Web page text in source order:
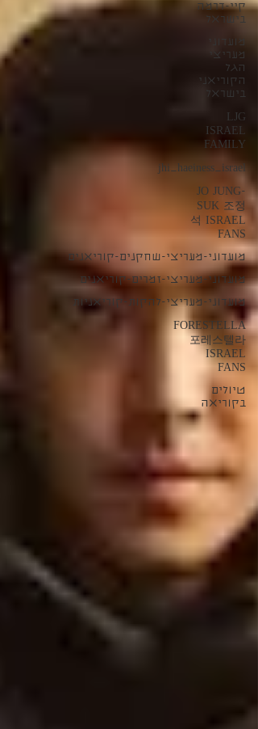
קיי-דרמה
בישראל
מועדוני
מעריצי
הגל
הקוריאני
בישראל
LJG
ISRAEL
FAMILY
jhi_haeiness_israel
JO JUNG-
SUK 조정
석 ISRAEL
FANS
מועדוני-מעריצי-שחקנים-קוריאנים
מועדוני-מעריצי-זמרים-קוריאנים
מועדוני-מעריצי-להקות-קוריאניות
FORESTELLA
포레스텔라
ISRAEL
FANS
טיולים
בקוריאה